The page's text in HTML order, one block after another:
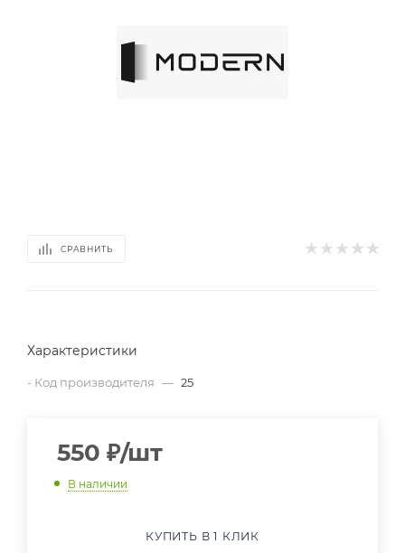
СРАВНИТЬ
Характеристики
- Код производителя — 25
550 ₽/шт
В наличии
КУПИТЬ В 1 КЛИК